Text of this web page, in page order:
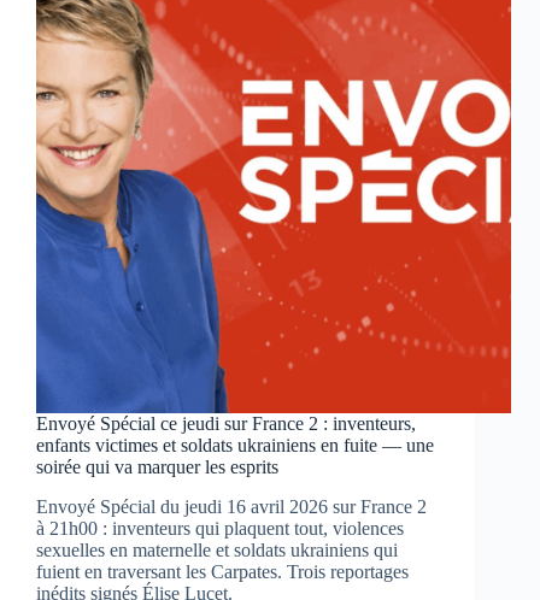
:
Capital
ouvre
les
coulisses
ce
dimanche
sur
M6
Envoyé Spécial ce jeudi sur France 2 : inventeurs,
enfants victimes et soldats ukrainiens en fuite — une
soirée qui va marquer les esprits
Envoyé Spécial du jeudi 16 avril 2026 sur France 2
à 21h00 : inventeurs qui plaquent tout, violences
sexuelles en maternelle et soldats ukrainiens qui
fuient en traversant les Carpates. Trois reportages
inédits signés Élise Lucet.